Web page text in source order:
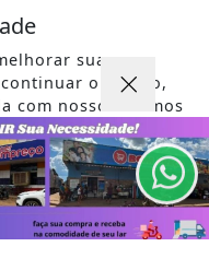
DO LEITOR |
| FAQ | CONTATO
sua
o acesso,
com nossos Termos
NOSSOS TERMOS